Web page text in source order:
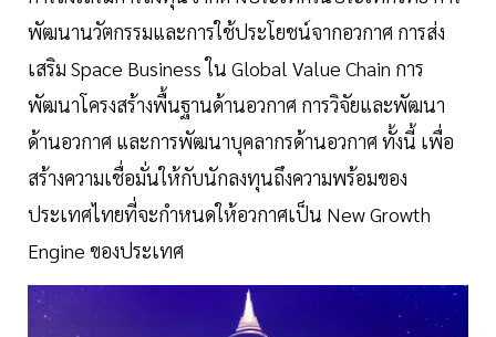
พัฒนานวัตกรรมและการใช้ประโยชน์จากอวกาศ การส่ง
เสริม Space Business ใน Global Value Chain การ
พัฒนาโครงสร้างพื้นฐานด้านอวกาศ การวิจัยและพัฒนา
ด้านอวกาศ และการพัฒนาบุคลากรด้านอวกาศ ทั้งนี้ เพื่อ
สร้างความเชื่อมั่นให้กับนักลงทุนถึงความพร้อมของ
ประเทศไทยที่จะกำหนดให้อวกาศเป็น New Growth
Engine ของประเทศ